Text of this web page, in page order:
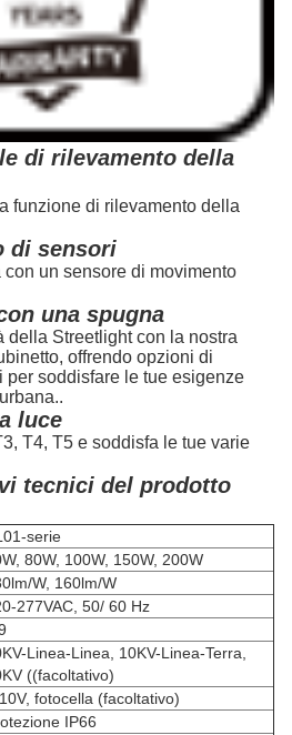
di rilevamento della
funzione di rilevamento della
di sensori
un sensore di movimento
una spugna
della Streetlight con la nostra
offrendo opzioni di
per soddisfare le tue esigenze
luce
T4, T5 e soddisfa le tue varie
tecnici del prodotto
serie
80W, 100W, 150W, 200W
W, 160lm/W
277VAC, 50/ 60 Hz
Linea-Linea, 10KV-Linea-Terra,
((facoltativo)
fotocella (facoltativo)
IP66